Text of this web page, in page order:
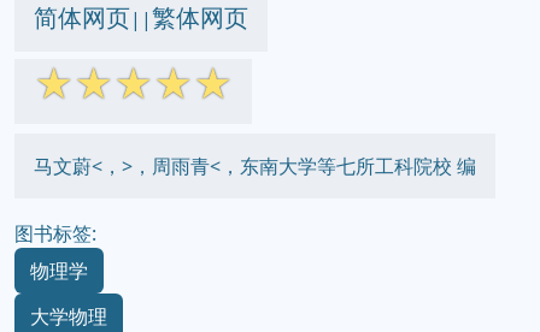
简体网页||繁体网页
☆☆☆☆☆
马文蔚<，>，周雨青<，东南大学等七所工科院校 编
图书标签:
物理学
大学物理